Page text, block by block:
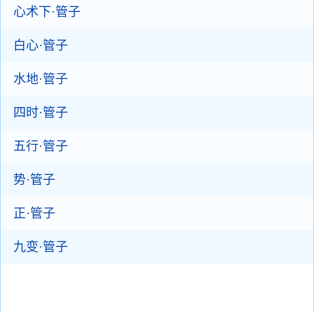
心术下·管子
白心·管子
水地·管子
四时·管子
五行·管子
势·管子
正·管子
九变·管子